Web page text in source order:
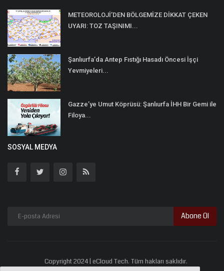
METEOROLOJİ’DEN BÖLGEMİZE DİKKAT ÇEKEN
UYARI: TOZ TAŞINIMI...
Şanlıurfa’da Antep Fıstığı Hasadı Öncesi İşçi
Yevmiyeleri...
Gazze’ye Umut Köprüsü: Şanlıurfa İHH Bir Gemi ile
Filoya...
SOSYAL MEDYA
Abone Ol
Copyright 2024 | eCloud Tech. Tüm hakları saklıdır.